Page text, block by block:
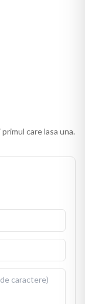
care lasa una.